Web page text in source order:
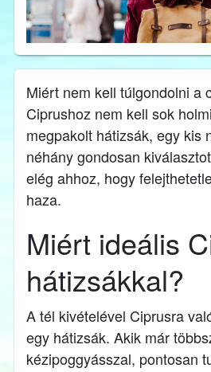
Miért nem kell túlgondolni a
Ciprushoz nem kell sok
megpakolt hátizsák, egy kis
néhány gondosan
elég ahhoz, hogy
haza.
Miért ideális
hátizsákkal?
A tél kivételével Ciprusra
egy hátizsák. Akik már
kézipoggyásszal, pontosan